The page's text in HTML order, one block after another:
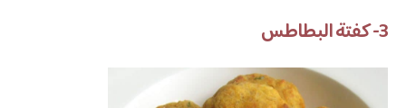
3- كفتة البطاطس